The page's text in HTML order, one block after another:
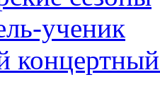
ученик
концертный